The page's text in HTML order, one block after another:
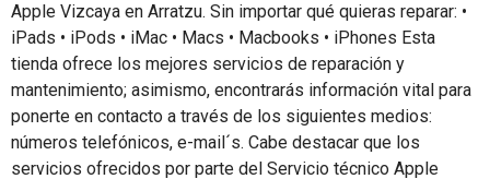
Apple Vizcaya en Arratzu. Sin importar qué quieras reparar: •
iPads • iPods • iMac • Macs • Macbooks • iPhones Esta
tienda ofrece los mejores servicios de reparación y
mantenimiento; asimismo, encontrarás información vital para
ponerte en contacto a través de los siguientes medios:
números telefónicos, e-mail´s. Cabe destacar que los
servicios ofrecidos por parte del Servicio técnico Apple